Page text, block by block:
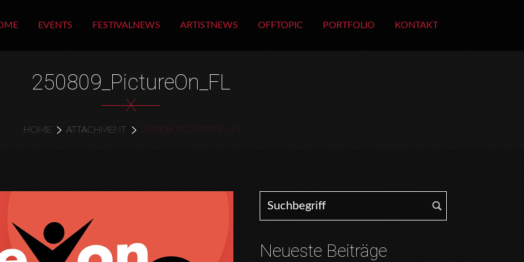
EVENTS FESTIVALNEWS ARTISTNEWS OFFTOPIC PORTFOLIO KONTAKT
250809_PictureOn_FL
X
HOME ATTACHMENT 250809_PICTUREON_FL
Search for:
Neueste Beiträge